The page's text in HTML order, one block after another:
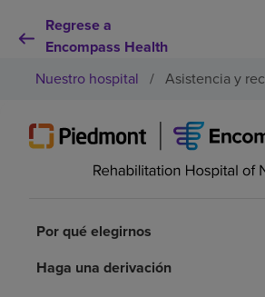
Regrese a
Encompass Health
Pacientes y cuidadores
Nuestro hospital / Asistencia y
Por qué elegirnos
Haga una derivación